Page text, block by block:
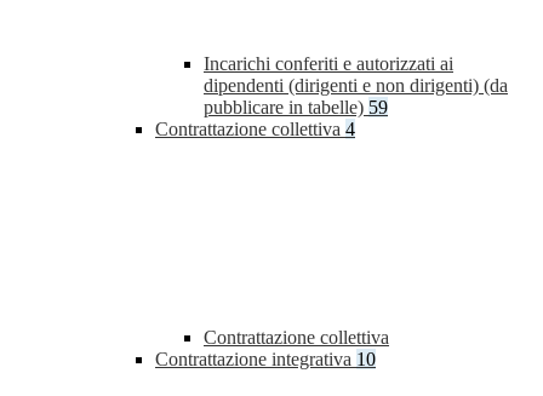
Incarichi conferiti e autorizzati ai
dipendenti (dirigenti e non dirigenti) (da
pubblicare in tabelle) 59
Contrattazione collettiva 4
Contrattazione collettiva
Contrattazione integrativa 10